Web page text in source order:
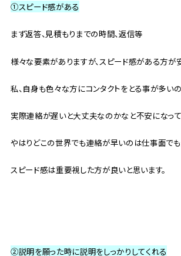
①スピード感がある
まず返答、見積もりまでの時間、返信等
様々な要素がありますが、スピード感がある方が安
私、自身も色々な方にコンタクトをとる事が多いの
実際連絡が遅いと大丈夫なのかなと不安になって
やはりどこの世界でも連絡が早いのは仕事面で
スピード感は重要視した方が良いと思います。
②説明を願った時に説明をしっかりしてくれる